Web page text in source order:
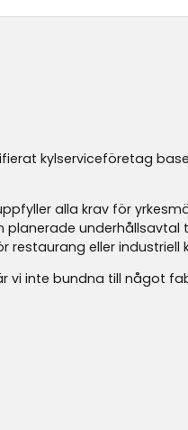
kylserviceföretag
alla krav för
underhållsavtal
restaurang eller industriell
vi inte bundna till något